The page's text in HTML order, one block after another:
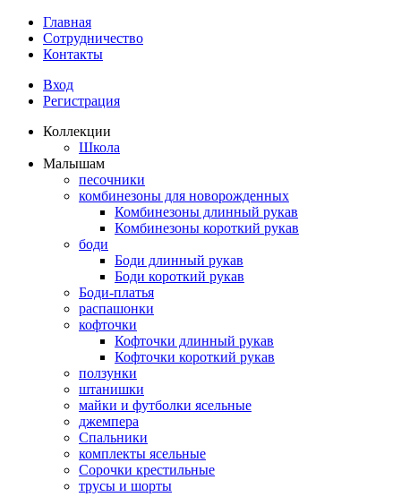
Главная
Сотрудничество
Контакты
Вход
Регистрация
Коллекции
Школа
Малышам
песочники
комбинезоны для новорожденных
Комбинезоны длинный рукав
Комбинезоны короткий рукав
боди
Боди длинный рукав
Боди короткий рукав
Боди-платья
распашонки
кофточки
Кофточки длинный рукав
Кофточки короткий рукав
ползунки
штанишки
майки и футболки ясельные
джемпера
Спальники
комплекты ясельные
Сорочки крестильные
трусы и шорты